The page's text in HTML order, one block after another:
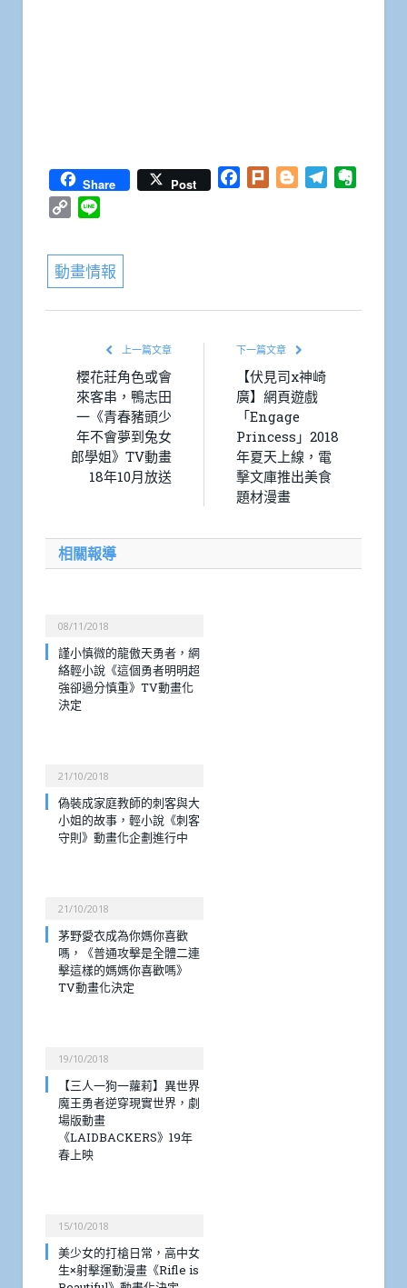
Share Post Facebook
Plurk BloggerTelegram
Copy
動畫情報
上一篇文章
櫻花莊角色或會
來客串，鴨志田
一《青春豬頭少
年不會夢到兔女
郎學姐》TV動畫
18年10月放送
下一篇文章
【伏見司x神崎
廣】網頁遊戲
「Engage
Princess」2018
年夏天上線，電
擊文庫推出美食
題材漫畫
相關報導
08/11/2018
謹小慎微的龍傲天勇者，網
絡輕小說《這個勇者明明超
強卻過分慎重》TV動畫化
決定
21/10/2018
偽裝成家庭教師的刺客與大
小姐的故事，輕小說《刺客
守則》動畫化企劃進行中
21/10/2018
茅野愛衣成為你媽你喜歡
嗎，《普通攻擊是全體二連
擊這樣的媽媽你喜歡嗎》
TV動畫化決定
19/10/2018
【三人一狗一蘿莉】異世界
魔王勇者逆穿現實世界，劇
場版動畫
《LAIDBACKERS》19年
春上映
15/10/2018
美少女的打槍日常，高中女
生×射擊運動漫畫《Rifle is